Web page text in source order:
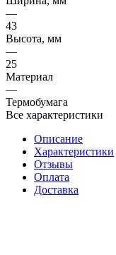
—
43
Высота, мм
—
25
Материал
—
Термобумага
Все характеристики
Описание
Характеристики
Отзывы
Оплата
Доставка